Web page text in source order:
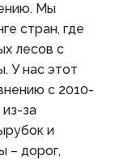
Мы
стран, где
лесов с
У нас этот
с 2010-
за
и
– дорог,